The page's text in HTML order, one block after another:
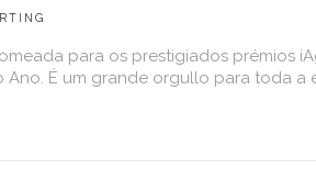
para os prestigiados prémios
Ano. É um grande orgullo para toda a